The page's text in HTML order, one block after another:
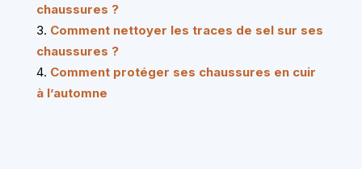
chaussures ?
Comment nettoyer les traces de sel sur ses
chaussures ?
Comment protéger ses chaussures en cuir
à l’automne